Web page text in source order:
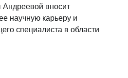
вносит
научную карьеру и
специалиста в области